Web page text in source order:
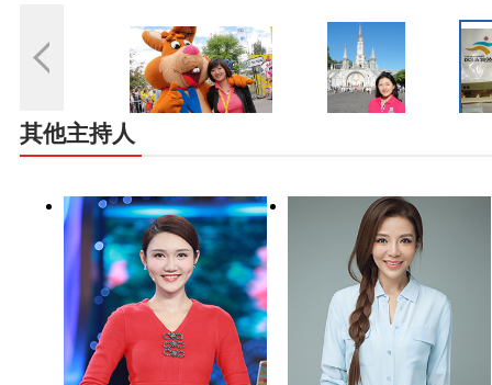
其他主持人